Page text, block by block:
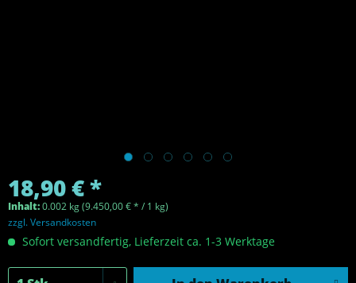
18,90 € *
Inhalt:0.002 kg (9.450,00 € * / 1 kg)
zzgl. Versandkosten
Sofort versandfertig, Lieferzeit ca. 1-3 Werktage